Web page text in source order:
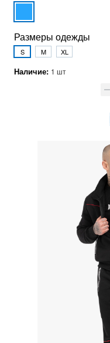
Размеры одежды
S M XL
Наличие: 1 шт